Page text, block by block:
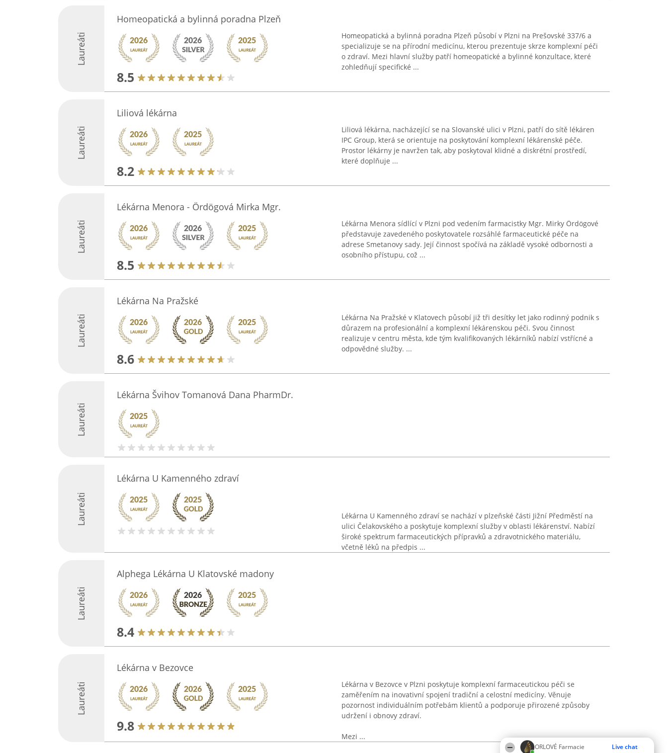
ORLOVÉ Farmacie Live chat
Laureáti
Homeopatická a bylinná poradna Plzeň
8.5
Homeopatická a bylinná poradna Plzeň působí v Plzni na Prešovské 337/6 a
specializuje se na přírodní medicínu, kterou prezentuje skrze komplexní péči
o zdraví. Mezi hlavní služby patří homeopatické a bylinné konzultace, které
zohledňují specifické ...
Laureáti
Liliová lékárna
8.2
Liliová lékárna, nacházející se na Slovanské ulici v Plzni, patří do sítě lékáren
IPC Group, která se orientuje na poskytování komplexní lékárenské péče.
Prostor lékárny je navržen tak, aby poskytoval klidné a diskrétní prostředí,
které doplňuje ...
Laureáti
Lékárna Menora - Ördögová Mirka Mgr.
8.5
Lékárna Menora sídlící v Plzni pod vedením farmacistky Mgr. Mirky Ördögové
představuje zavedeného poskytovatele rozsáhlé farmaceutické péče na
adrese Smetanovy sady. Její činnost spočívá na základě vysoké odbornosti a
osobního přístupu, což ...
Laureáti
Lékárna Na Pražské
8.6
Lékárna Na Pražské v Klatovech působí již tři desítky let jako rodinný podnik s
důrazem na profesionální a komplexní lékárenskou péči. Svou činnost
realizuje v centru města, kde tým kvalifikovaných lékárníků nabízí vstřícné a
odpovědné služby. ...
Laureáti
Lékárna Švihov Tomanová Dana PharmDr.
Laureáti
Lékárna U Kamenného zdraví
Lékárna U Kamenného zdraví se nachází v plzeňské části Jižní Předměstí na
ulici Čelakovského a poskytuje komplexní služby v oblasti lékárenství. Nabízí
široké spektrum farmaceutických přípravků a zdravotnického materiálu,
včetně léků na předpis ...
Laureáti
Alphega Lékárna U Klatovské madony
8.4
Laureáti
Lékárna v Bezovce
9.8
Lékárna v Bezovce v Plzni poskytuje komplexní farmaceutickou péči se
zaměřením na inovativní spojení tradiční a celostní medicíny. Věnuje
pozornost individuálním potřebám klientů a podporuje přirozené způsoby
udržení i obnovy zdraví.
Mezi ...